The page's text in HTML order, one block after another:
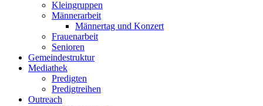
Kleingruppen
Männerarbeit
Männertag und Konzert
Frauenarbeit
Senioren
Gemeindestruktur
Mediathek
Predigten
Predigtreihen
Outreach